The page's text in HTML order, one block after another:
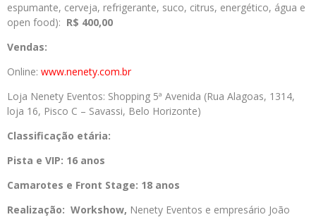
espumante, cerveja, refrigerante, suco, citrus, energético, água e
open food): R$ 400,00
Vendas:
Online: www.nenety.com.br
Loja Nenety Eventos: Shopping 5ª Avenida (Rua Alagoas, 1314,
loja 16, Pisco C – Savassi, Belo Horizonte)
Classificação etária:
Pista e VIP: 16 anos
Camarotes e Front Stage: 18 anos
Realização: Workshow, Nenety Eventos e empresário João